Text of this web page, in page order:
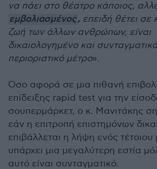
να πάει στο θέατρο κάποιος,
εμβολιασμένος, επειδή θέτει σε
ζωή των άλλων ανθρώπων, είναι
δικαιολογημένο και
περιοριστικό μέτρο».
Όσο αφορά σε μια πιθανή
επίδειξης rapid test για την
σουπερμάρκετ, ο κ. Μανιτάκης
εάν η επιτροπή επιστημόνων
επιβάλλεται η λήψη ενός τέτοιου
υπάρχει μια μεγαλύτερη εστία
αυτό είναι συνταγματικό.